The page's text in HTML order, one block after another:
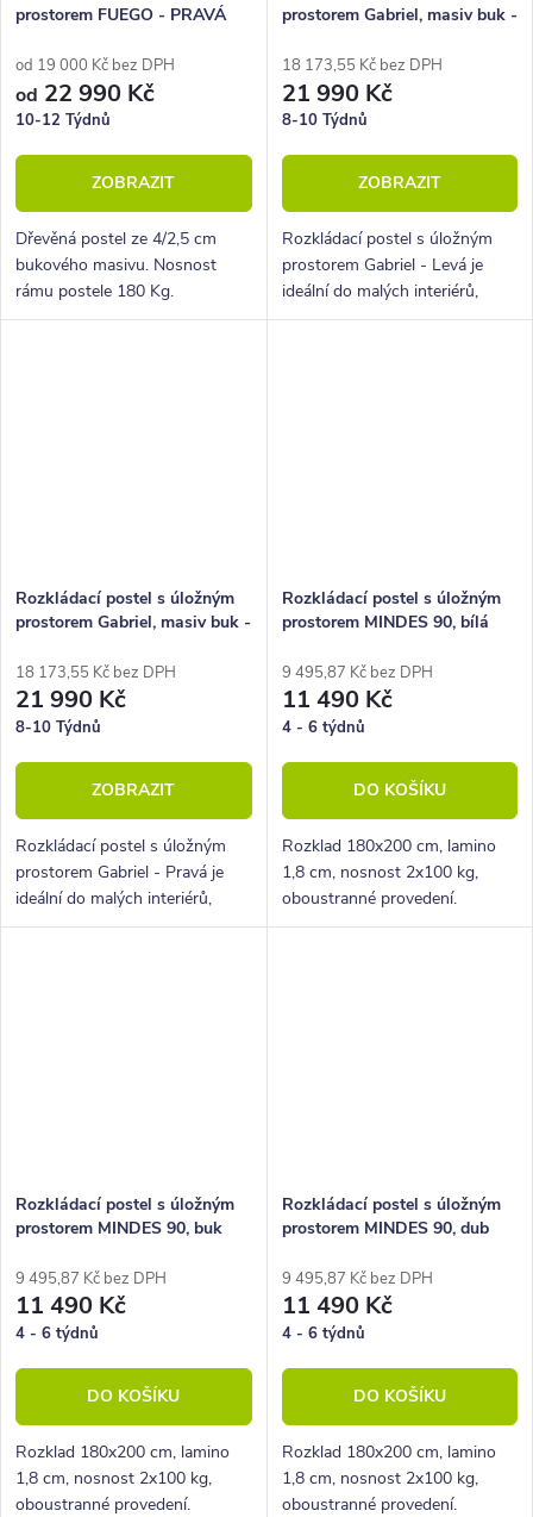
prostorem FUEGO - PRAVÁ
od 19 000 Kč bez DPH
od 22 990 Kč
10-12 Týdnů
ZOBRAZIT
Dřevěná postel ze 4/2,5 cm
bukového masivu. Nosnost
rámu postele 180 Kg.
Povrchová úprava lakem. Pevná
prostorem Gabriel, masiv buk -
18 173,55 Kč bez DPH
21 990 Kč
8-10 Týdnů
ZOBRAZIT
Rozkládací postel s úložným
prostorem Gabriel - Levá je
ideální do malých interiérů,
bytů, dětských či studentských
Rozkládací postel s úložným
prostorem Gabriel, masiv buk -
18 173,55 Kč bez DPH
21 990 Kč
8-10 Týdnů
ZOBRAZIT
Rozkládací postel s úložným
prostorem Gabriel - Pravá je
ideální do malých interiérů,
bytů, dětských či studentských
Rozkládací postel s úložným
prostorem MINDES 90, bílá
9 495,87 Kč bez DPH
11 490 Kč
4 - 6 týdnů
DO KOŠÍKU
Rozklad 180x200 cm, lamino
1,8 cm, nosnost 2x100 kg,
oboustranné provedení.
Rozkládací postel s úložným
prostorem MINDES 90, buk
9 495,87 Kč bez DPH
11 490 Kč
4 - 6 týdnů
DO KOŠÍKU
Rozklad 180x200 cm, lamino
1,8 cm, nosnost 2x100 kg,
oboustranné provedení.
Rozkládací postel s úložným
prostorem MINDES 90, dub
9 495,87 Kč bez DPH
11 490 Kč
4 - 6 týdnů
DO KOŠÍKU
Rozklad 180x200 cm, lamino
1,8 cm, nosnost 2x100 kg,
oboustranné provedení.